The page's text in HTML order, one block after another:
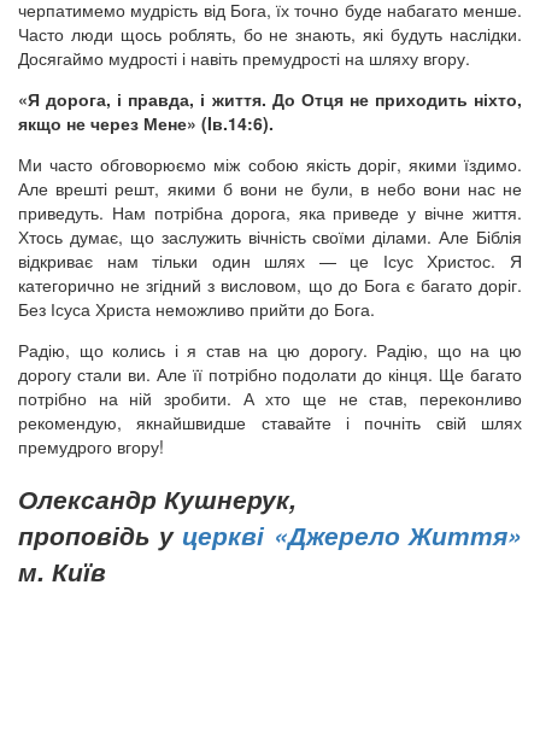
черпатимемо мудрість від Бога, їх точно буде набагато менше.
Часто люди щось роблять, бо не знають, які будуть наслідки.
Досягаймо мудрості і навіть премудрості на шляху вгору.
«Я дорога, і правда, і життя. До Отця не приходить ніхто,
якщо не через Мене» (Iв.14:6).
Ми часто обговорюємо між собою якість доріг, якими їздимо.
Але врешті решт, якими б вони не були, в небо вони нас не
приведуть. Нам потрібна дорога, яка приведе у вічне життя.
Хтось думає, що заслужить вічність своїми ділами. Але Біблія
відкриває нам тільки один шлях — це Ісус Христос. Я
категорично не згідний з висловом, що до Бога є багато доріг.
Без Ісуса Христа неможливо прийти до Бога.
Радію, що колись і я став на цю дорогу. Радію, що на цю
дорогу стали ви. Але її потрібно подолати до кінця. Ще багато
потрібно на ній зробити. А хто ще не став, переконливо
рекомендую, якнайшвидше ставайте і почніть свій шлях
премудрого вгору!
Олександр Кушнерук,
проповідь у церкві «Джерело Життя»
м. Київ